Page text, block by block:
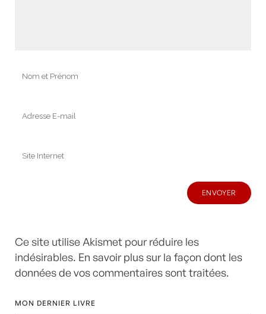
Ce site utilise Akismet pour réduire les
indésirables. En savoir plus sur la façon dont les
données de vos commentaires sont traitées.
MON DERNIER LIVRE